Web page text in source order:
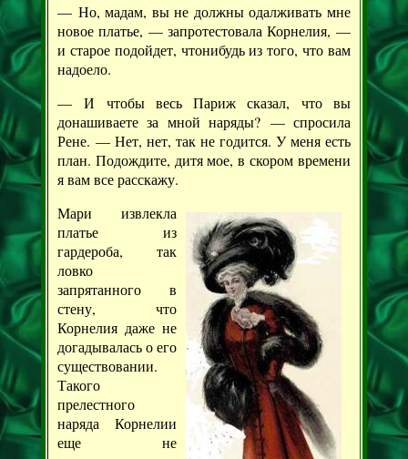
— Но, мадам, вы не должны одалживать мне
новое платье, — запротестовала Корнелия, —
и старое подойдет, чтонибудь из того, что вам
надоело.
— И чтобы весь Париж сказал, что вы
донашиваете за мной наряды? — спросила
Рене. — Нет, нет, так не годится. У меня есть
план. Подождите, дитя мое, в скором времени
я вам все расскажу.
Мари извлекла
платье из
гардероба, так
ловко
запрятанного в
стену, что
Корнелия даже не
догадывалась о его
существовании.
Такого
прелестного
наряда Корнелии
еще не